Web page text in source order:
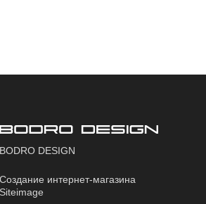
BODRO DESIGN
Создание интернет-магазина
Siteimage